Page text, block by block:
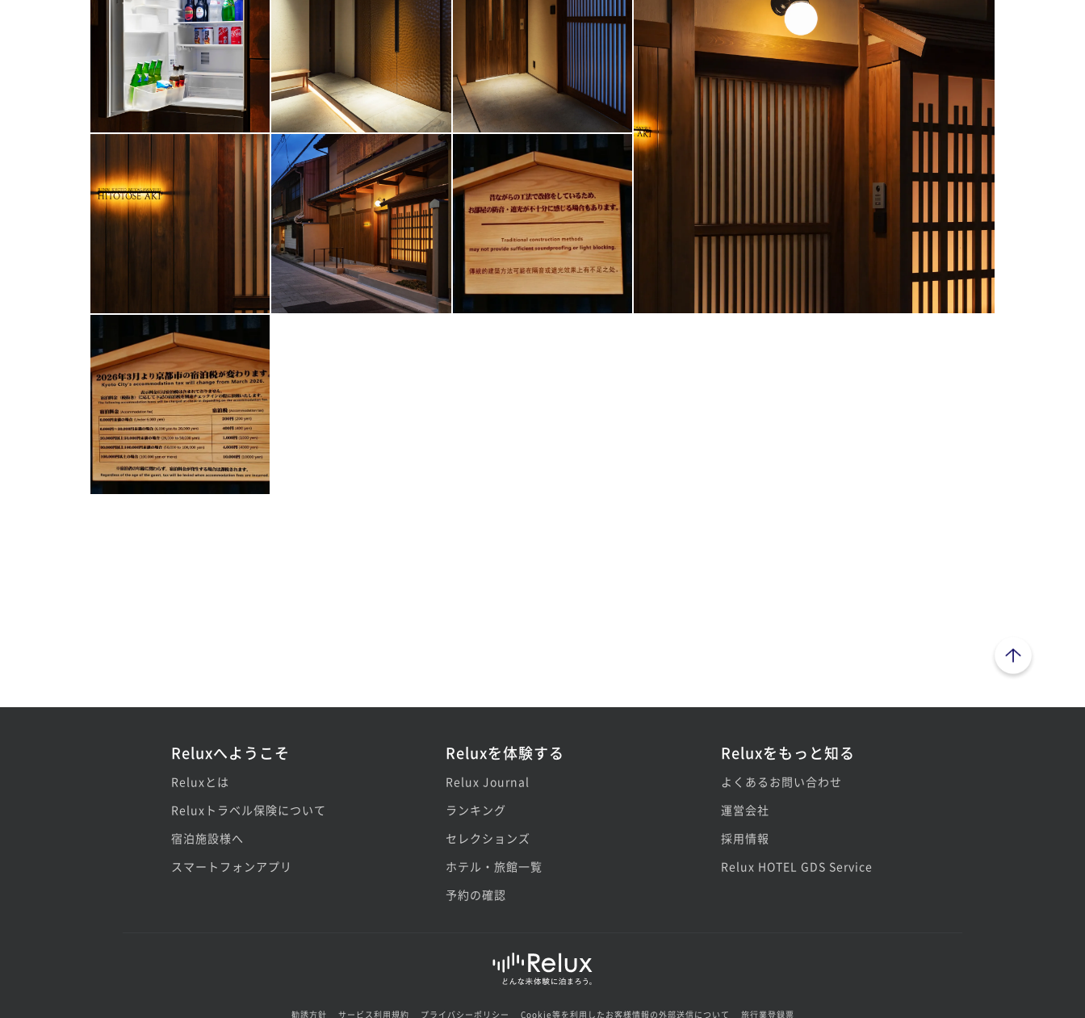
Reluxへようこそ
Reluxとは
Reluxトラベル保険について
宿泊施設様へ
スマートフォンアプリ
Reluxを体験する
Relux Journal
ランキング
セレクションズ
ホテル・旅館一覧
予約の確認
Reluxをもっと知る
よくあるお問い合わせ
運営会社
採用情報
Relux HOTEL GDS Service
勧誘方針 サービス利用規約 プライバシーポリシー Cookie等を利用したお客様情報の外部送信について 旅行業登録票